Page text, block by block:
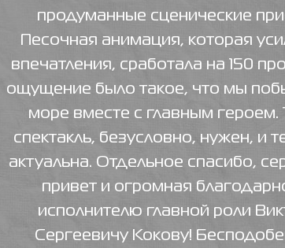
продуманные сценические
Песочная анимация, которая
впечатления, сработала на 150
ощущение было такое, что мы
море вместе с главным героем.
спектакль, безусловно, нужен, и
актуальна. Отдельное спасибо,
привет и огромная
исполнителю главной роли
Сергеевичу Кокову!